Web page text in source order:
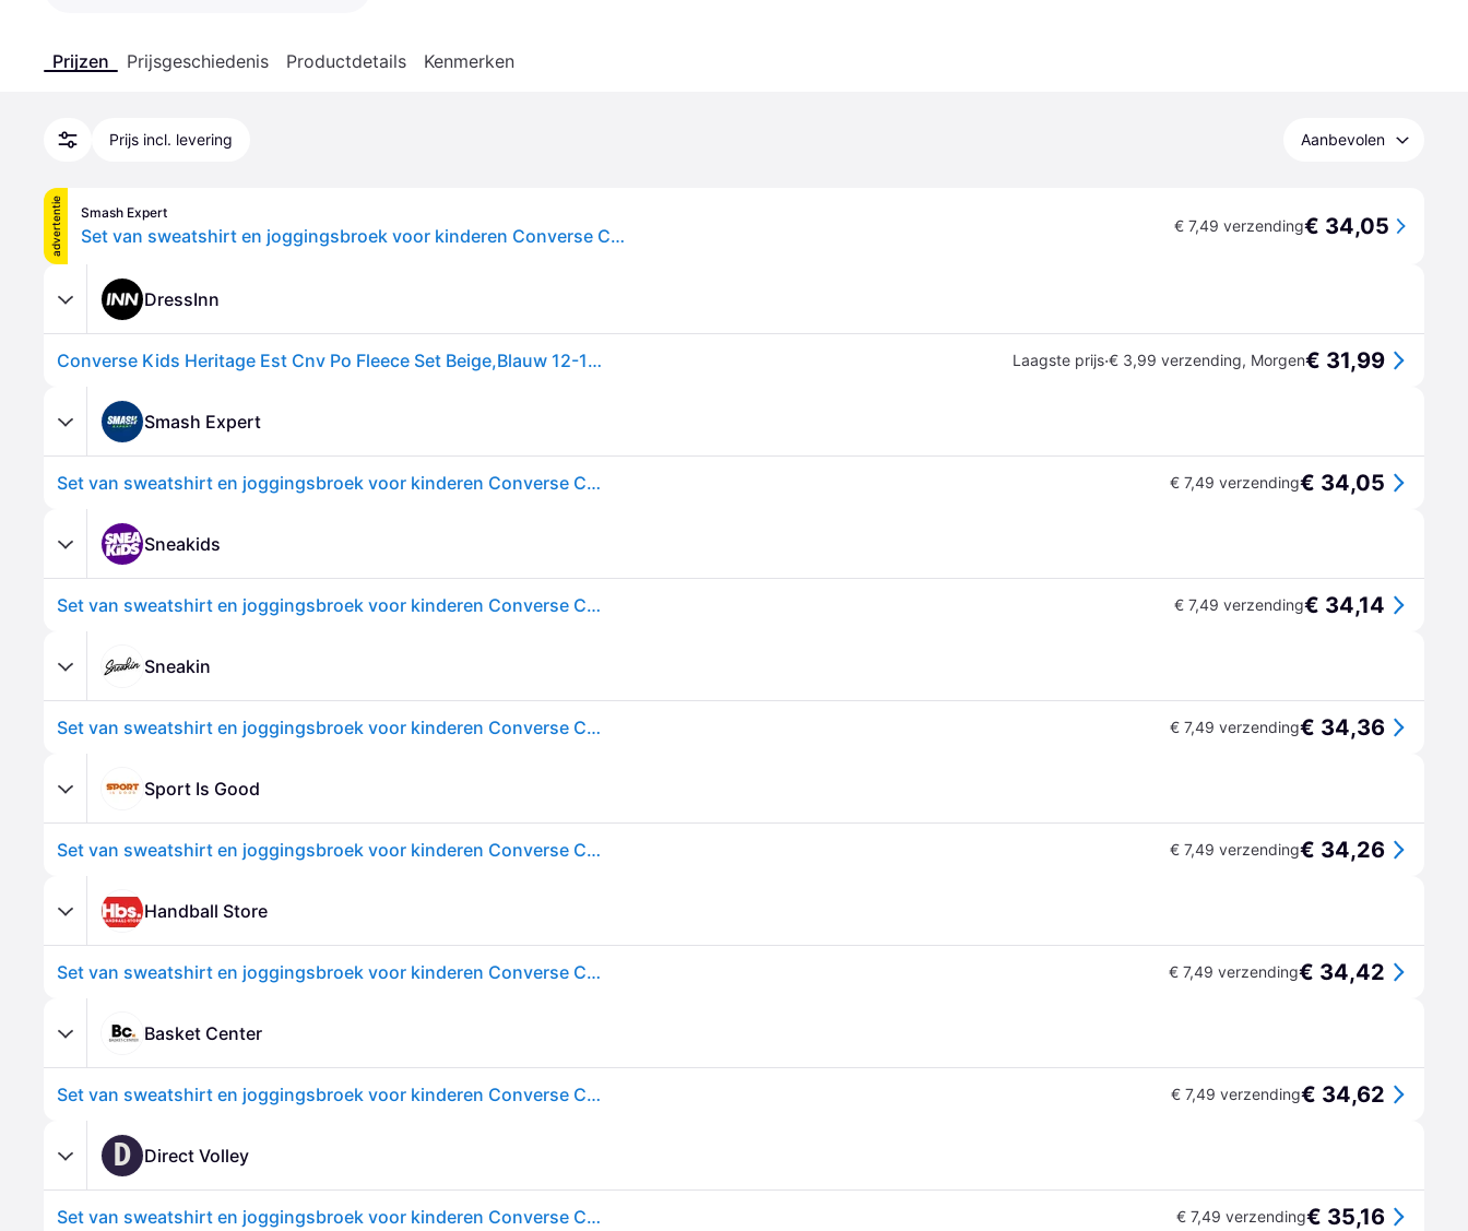
Prijzen Prijsgeschiedenis Productdetails Kenmerken
Prijs incl. levering Aanbevolen
advertentie Smash Expert
Set van sweatshirt en joggingsbroek voor kinderen Converse CNBV Heritage Est Po - Beige € 7,49 verzending€ 34,05
DressInn
Converse Kids Heritage Est Cnv Po Fleece Set Beige,Blauw 12-13 Years Jongen Laagste prijs·€ 3,99 verzending, Morgen€ 31,99
Smash Expert
Set van sweatshirt en joggingsbroek voor kinderen Converse CNBV Heritage Est Po - Beige € 7,49 verzending€ 34,05
Sneakids
Set van sweatshirt en joggingsbroek voor kinderen Converse CNBV Heritage Est Po - Beige € 7,49 verzending€ 34,14
Sneakin
Set van sweatshirt en joggingsbroek voor kinderen Converse CNBV Heritage Est Po - Beige - 13/15 ans € 7,49 verzending€ 34,36
Sport Is Good
Set van sweatshirt en joggingsbroek voor kinderen Converse CNBV Heritage Est Po - Beige € 7,49 verzending€ 34,26
Handball Store
Set van sweatshirt en joggingsbroek voor kinderen Converse CNBV Heritage Est Po - Beige € 7,49 verzending€ 34,42
Basket Center
Set van sweatshirt en joggingsbroek voor kinderen Converse CNBV Heritage Est Po - Beige € 7,49 verzending€ 34,62
D Direct Volley
Set van sweatshirt en joggingsbroek voor kinderen Converse CNBV Heritage Est Po - Beige € 7,49 verzending€ 35,16